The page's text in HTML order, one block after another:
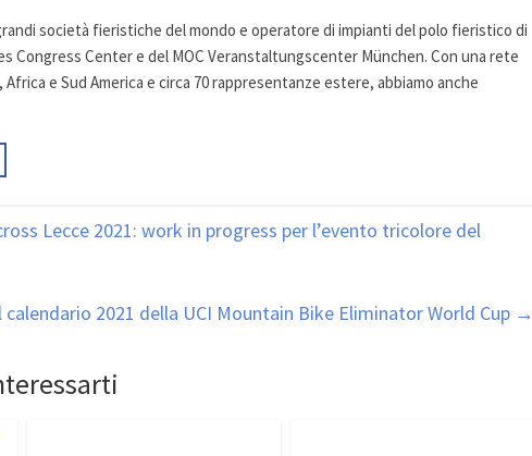
società fieristiche del mondo e operatore di impianti del polo fieristico di
Congress Center e del MOC Veranstaltungscenter München. Con una rete
e Sud America e circa 70 rappresentanze estere, abbiamo anche
Lecce 2021: work in progress per l’evento tricolore del
2021 della UCI Mountain Bike Eliminator World Cup →